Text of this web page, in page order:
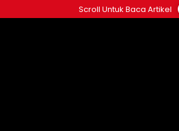
ke
Scroll Untuk Baca Artikel